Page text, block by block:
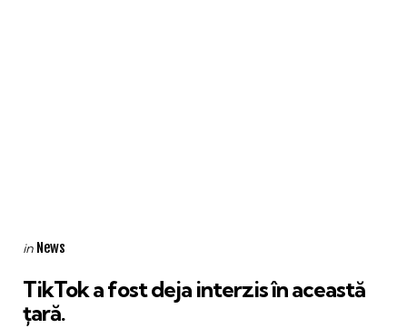
Categories
Posted
in News
TikTok a fost deja interzis în această
țară.